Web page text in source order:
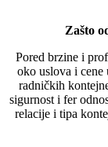
Zašto
Pored brzine i
oko uslova i
radničkih
sigurnost i fer
relacije i tipa